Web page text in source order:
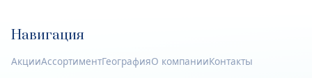
Навигация
АкцииАссортиментГеографияО компанииКонтакты